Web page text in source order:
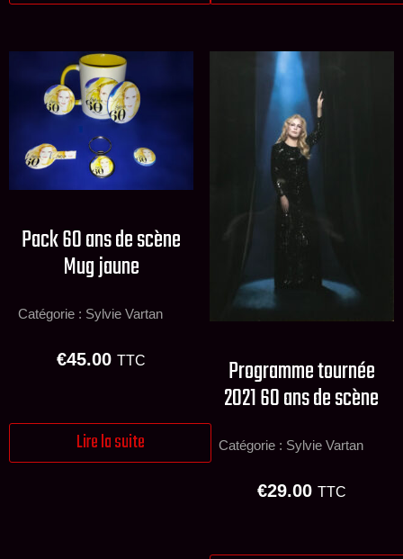
Pack 60 ans de scène
Mug jaune
Catégorie : Sylvie Vartan
€45.00 TTC
Lire la suite
Programme tournée
2021 60 ans de scène
Catégorie : Sylvie Vartan
€29.00 TTC